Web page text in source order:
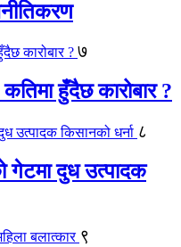
७
हुँदैछ कारोबार ?
८
गेटमा दुध उत्पादक
९